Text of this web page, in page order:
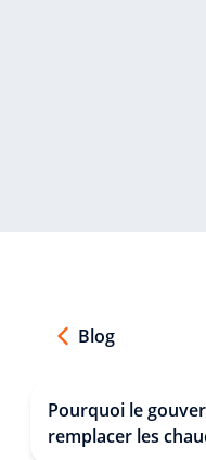
Blog
Pourquoi le
remplacer les